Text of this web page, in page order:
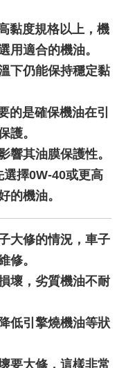
黏度規格以上，機
用適合的機油。
下仍能保持穩定黏
的是確保機油在引
護。
響其油膜保護性。
擇0W-40或更高
的機油。
大修的情況，車子
修。
壞 ，劣質機油不耐
低引擎燒機油等狀
要大修，這樣非常